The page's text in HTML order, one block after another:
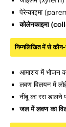
पेरेन्काइमा
कोलेनकाइमा
निम्नलिखित में से कौन-
आमाशय में भोजन
लवण विलयन में
नींबू का रस डालने
जल में लवण का